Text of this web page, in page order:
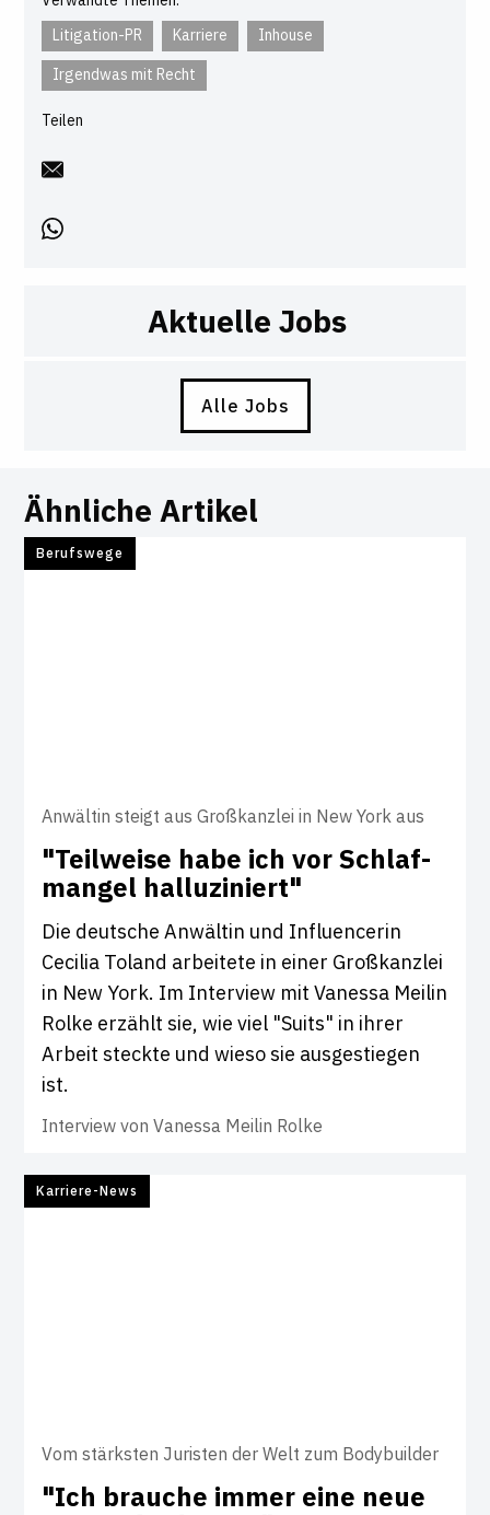
Litigation-PR
Karriere
Inhouse
Irgendwas mit Recht
Teilen
Aktuelle Jobs
Alle Jobs
Ähnliche Artikel
Berufswege
Anwältin steigt aus Großkanzlei in New York aus
"Teil­weise habe ich vor Schlaf­
mangel hal­lu­zi­niert"
Die deutsche Anwältin und Influencerin
Cecilia Toland arbeitete in einer Großkanzlei
in New York. Im Interview mit Vanessa Meilin
Rolke erzählt sie, wie viel "Suits" in ihrer
Arbeit steckte und wieso sie ausgestiegen
ist.
Interview von Vanessa Meilin Rolke
Karriere-News
Vom stärksten Juristen der Welt zum Bodybuilder
"Ich brauche immer eine neue